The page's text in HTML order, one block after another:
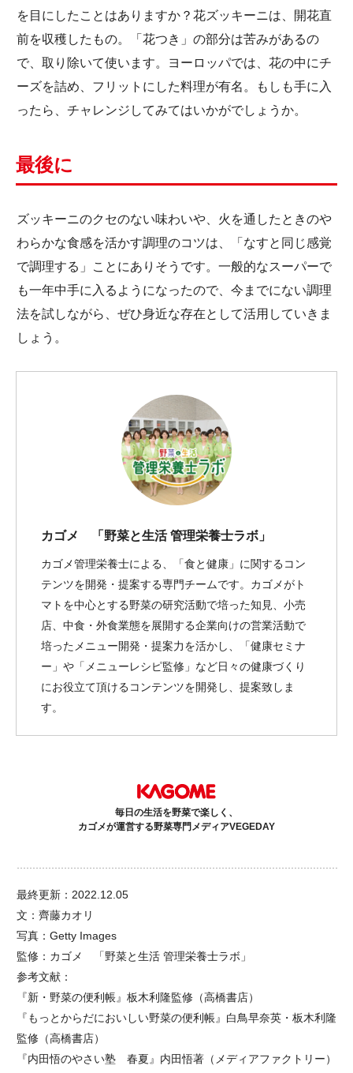
を目にしたことはありますか？花ズッキーニは、開花直
前を収穫したもの。「花つき」の部分は苦みがあるの
で、取り除いて使います。ヨーロッパでは、花の中にチ
ーズを詰め、フリットにした料理が有名。もしも手に入
ったら、チャレンジしてみてはいかがでしょうか。
最後に
ズッキーニのクセのない味わいや、火を通したときのや
わらかな食感を活かす調理のコツは、「なすと同じ感覚
で調理する」ことにありそうです。一般的なスーパーで
も一年中手に入るようになったので、今までにない調理
法を試しながら、ぜひ身近な存在として活用していきま
しょう。
カゴメ 「野菜と生活 管理栄養士ラボ」
カゴメ管理栄養士による、「食と健康」に関するコン
テンツを開発・提案する専門チームです。カゴメがト
マトを中心とする野菜の研究活動で培った知見、小売
店、中食・外食業態を展開する企業向けの営業活動で
培ったメニュー開発・提案力を活かし、「健康セミナ
ー」や「メニューレシピ監修」など日々の健康づくり
にお役立て頂けるコンテンツを開発し、提案致しま
す。
毎日の生活を野菜で楽しく、
カゴメが運営する野菜専門メディアVEGEDAY
最終更新：2022.12.05
文：齊藤カオリ
写真：Getty Images
監修：カゴメ 「野菜と生活 管理栄養士ラボ」
参考文献：
『新・野菜の便利帳』板木利隆監修（高橋書店）
『もっとからだにおいしい野菜の便利帳』白鳥早奈英・板木利隆
監修（高橋書店）
『内田悟のやさい塾 春夏』内田悟著（メディアファクトリー）